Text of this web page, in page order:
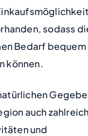
sodass
Bedarf bequem
können.
auch
und